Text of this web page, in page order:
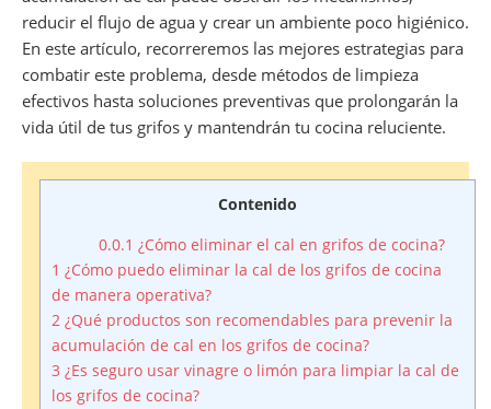
reducir el flujo de agua y crear un ambiente poco higiénico.
En este artículo, recorreremos las mejores estrategias para
combatir este problema, desde métodos de limpieza
efectivos hasta soluciones preventivas que prolongarán la
vida útil de tus grifos y mantendrán tu cocina reluciente.
Contenido
0.0.1 ¿Cómo eliminar el cal en grifos de cocina?
1 ¿Cómo puedo eliminar la cal de los grifos de cocina
de manera operativa?
2 ¿Qué productos son recomendables para prevenir la
acumulación de cal en los grifos de cocina?
3 ¿Es seguro usar vinagre o limón para limpiar la cal de
los grifos de cocina?